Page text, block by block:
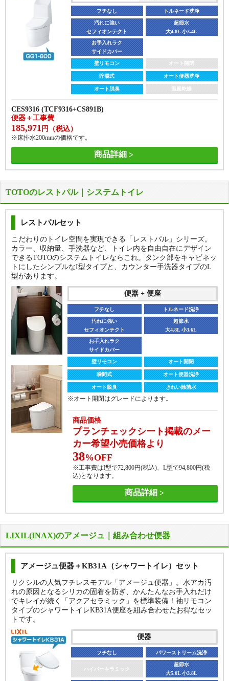
フチなし トルネード洗浄
汚れに強い
セフィオンテクト
超節水
大4.8L 小3.4L
お手入れラク
サイドカバー
壁リモコン オート開閉
貯湯式 オート便器洗浄
オート脱臭 温風乾燥
CES9316 (TCF9316+CS891B)
便器＋工事費
185,971 円（税込）
※床排水200mmの価格です。
商品詳細
TOTOのレストパル｜システムトイレ
レストパルセット
こだわりのトイレ空間を実現できる「レストパル」シリーズ。
カラー、収納量、手洗器など、トイレ内を自由自在にデザイン
できるTOTOのシステムトイレならこれ。タンク部をキャビネッ
トにしたシンプルなI型タイプと、カウンター手洗器タイプのL
型があります。
便器 + 便座
フチなし トルネード洗浄
汚れに強い
セフィオンテクト
超節水
大4.8L 小3.6L
お手入れラク
サイドカバー
壁リモコン オート開閉
瞬間式 オート便器洗浄
オート脱臭 きれい除菌水
※オート開閉はグレードによります。
商品価格
プランチェックシート掲載のメー
カー希望小売価格より
38%OFF
※工事費はI型で72,800円(税込)、L型で94,800円(税
込)となります。
商品詳細
LIXIL(INAX)のアメージュ｜組み合わせ便器
アメージュ便器＋KB31A（シャワートイレ）セット
リクシルの人気フチレスモデル「アメージュ便器」。水アカ汚
れの原因となるシリカの固着を防ぎ、かんたんなお手入れだけ
でキレイが続く「アクアセラミック」を標準装備！袖リモコン
タイプのシャワートイレKB31A便座を組み合わせたお得なセッ
トです。
便器
フチなし パワーストリーム洗浄
ハイパーキラミック
超節水
大5.0L 小3.8L